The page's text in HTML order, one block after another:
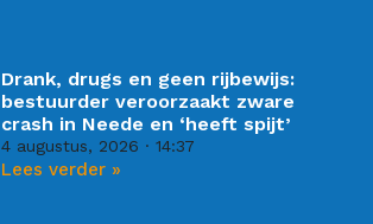
Drank, drugs en geen rijbewijs:
bestuurder veroorzaakt zware
crash in Neede en ‘heeft spijt’
4 augustus, 2026 14:37
Lees verder »